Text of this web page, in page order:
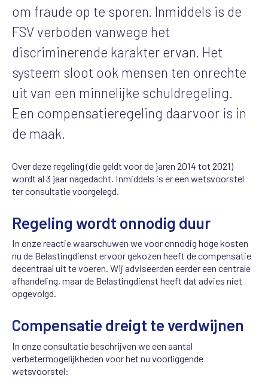
om fraude op te sporen. Inmiddels is de
FSV verboden vanwege het
discriminerende karakter ervan. Het
systeem sloot ook mensen ten onrechte
uit van een minnelijke schuldregeling.
Een compensatieregeling daarvoor is in
de maak.
Over deze regeling (die geldt voor de jaren 2014 tot 2021)
wordt al 3 jaar nagedacht. Inmiddels is er een wetsvoorstel
ter consultatie voorgelegd.
Regeling wordt onnodig duur
In onze reactie waarschuwen we voor onnodig hoge kosten
nu de Belastingdienst ervoor gekozen heeft de compensatie
decentraal uit te voeren. Wij adviseerden eerder een centrale
afhandeling, maar de Belastingdienst heeft dat advies niet
opgevolgd.
Compensatie dreigt te verdwijnen
In onze consultatie beschrijven we een aantal
verbetermogelijkheden voor het nu voorliggende
wetsvoorstel: